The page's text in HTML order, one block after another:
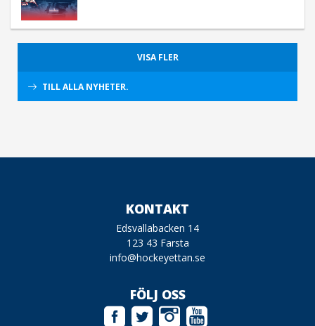
VISA FLER
TILL ALLA NYHETER.
KONTAKT
Edsvallabacken 14
123 43 Farsta
info@hockeyettan.se
FÖLJ OSS